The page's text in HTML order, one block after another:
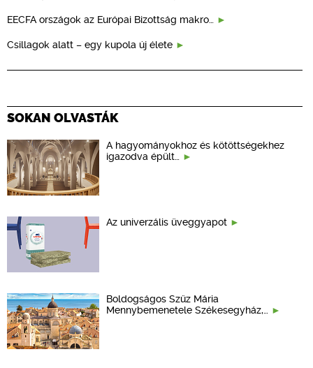
EECFA országok az Európai Bizottság makro…
Csillagok alatt – egy kupola új élete
SOKAN OLVASTÁK
A hagyományokhoz és kötöttségekhez
igazodva épült…
Az univerzális üveggyapot
Boldogságos Szűz Mária
Mennybemenetele Székesegyház,…